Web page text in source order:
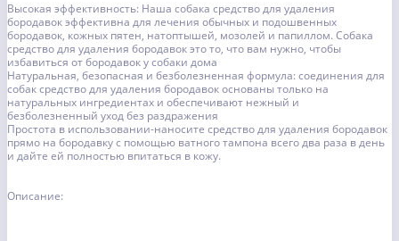
Высокая эффективность: Наша собака средство для удаления
бородавок эффективна для лечения обычных и подошвенных
бородавок, кожных пятен, натоптышей, мозолей и папиллом. Собака
средство для удаления бородавок это то, что вам нужно, чтобы
избавиться от бородавок у собаки дома
Натуральная, безопасная и безболезненная формула: соединения для
собак средство для удаления бородавок основаны только на
натуральных ингредиентах и обеспечивают нежный и
безболезненный уход без раздражения
Простота в использовании-наносите средство для удаления бородавок
прямо на бородавку с помощью ватного тампона всего два раза в день
и дайте ей полностью впитаться в кожу.
Описание: